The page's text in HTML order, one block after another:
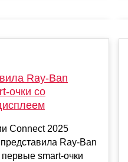
Ray-Ban
очки со
Connect 2025
Ray-Ban
smart-очки